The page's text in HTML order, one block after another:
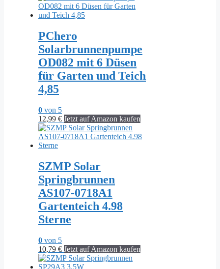
PChero
Solarbrunnenpumpe
OD082 mit 6 Düsen
für Garten und Teich
4,85
0 von 5
12,99 € Jetzt auf Amazon kaufen
SZMP Solar
Springbrunnen
AS107-0718A1
Gartenteich 4.98
Sterne
0 von 5
10,79 € Jetzt auf Amazon kaufen